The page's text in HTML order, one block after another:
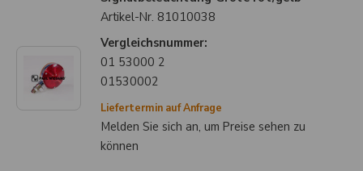
Artikel-Nr. 81010038
Vergleichsnummer:
01 53000 2
01530002
Liefertermin auf Anfrage
Melden Sie sich an, um Preise sehen zu
können